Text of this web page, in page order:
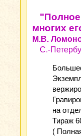
многих
М.В.
С.-
на
Тираж
(